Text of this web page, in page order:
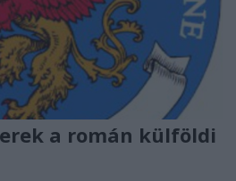
a román külföldi